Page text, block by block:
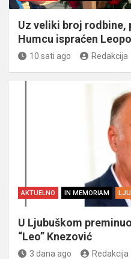
Uz veliki broj
Humcu ispraćen
10 sati ago Redakcija
AKTUELNO IN MEMORIAM
U Ljubuškom
“Leo” Knezović
3 dana ago Redakcija